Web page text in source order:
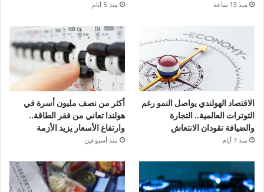
منذ 13 ساعة منذ 5 أيام
الاقتصاد الهولندي يواصل النمو رغم
التوترات العالمية.. التجارة
والضيافة تقودان الانتعاش
منذ 7 أيام
أكثر من نصف مليون أسرة في
هولندا تعاني من فقر الطاقة..
وارتفاع الأسعار يزيد الأزمة
منذ أسبوعين